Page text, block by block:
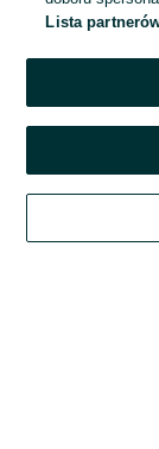
Kontynuując za
Lista